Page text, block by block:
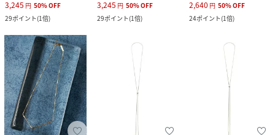
3,245 円 50%OFF
29ポイント(1倍)
3,245 円 50%OFF
29ポイント(1倍)
2,640 円 50%OFF
24ポイント(1倍)